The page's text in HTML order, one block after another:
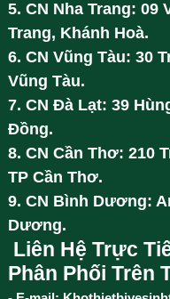
5. CN Nha Trang: 09
Trang, Khánh Hoà.
6. CN Vũng Tàu: 30
Vũng Tàu.
7. CN Đà Lạt: 39
Đồng.
8. CN Cần Thơ: 210
TP Cần Thơ.
9. CN Bình Dương:
Dương.
Liên Hệ Trực
Phân Phối Trên